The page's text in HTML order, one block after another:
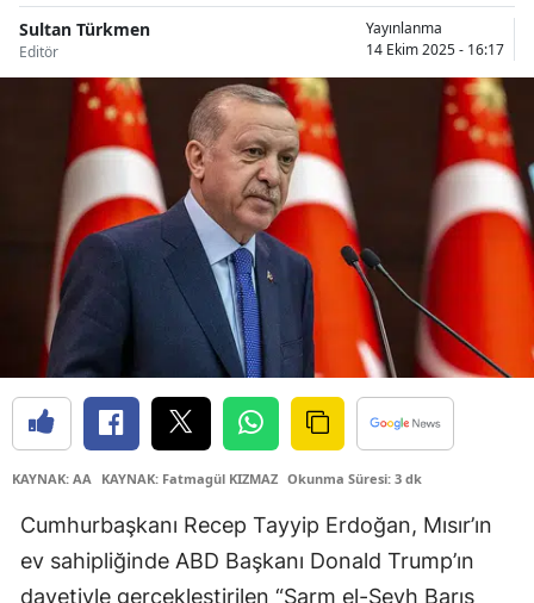
Bursa
Çanakkale
Denizli
Diyarbakır
Edirne
Elazığ
Erzincan
Erzurum
Eskişehir
Gaziantep
Sultan Türkmen
Editör
Yayınlanma
14 Ekim 2025 - 16:17
KAYNAK: AA KAYNAK: Fatmagül KIZMAZ Okunma Süresi: 3 dk
Cumhurbaşkanı Recep Tayyip Erdoğan, Mısır’ın
ev sahipliğinde ABD Başkanı Donald Trump’ın
davetiyle gerçekleştirilen “Şarm el-Şeyh Barış